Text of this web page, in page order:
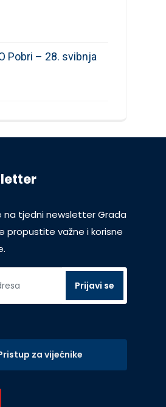
Pobri – 28. svibnja
na tjedni newsletter Grada
propustite važne i korisne
za vijećnike